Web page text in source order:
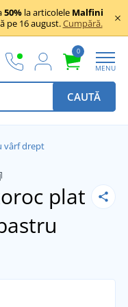
50% la articolele Malfini
pe 16 august.Cumpără.
0
MENU
CAUTĂ
vârf drept
plat